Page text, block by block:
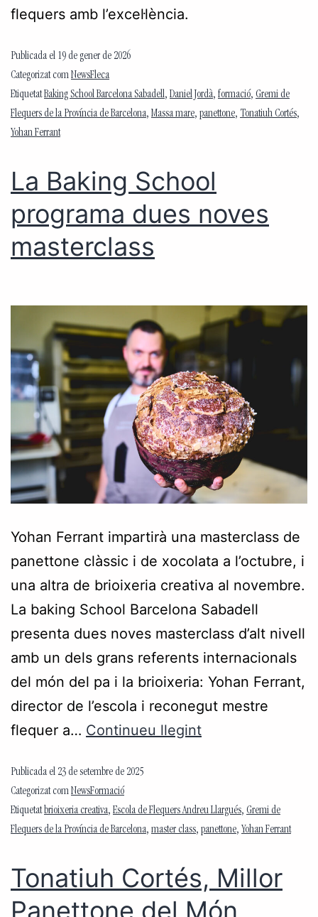
flequers amb l’excel·lència.
Publicada el 19 de gener de 2026
Categorizat comNewsFleca
EtiquetatBaking School Barcelona Sabadell, Daniel Jordà, formació, Gremi de
Flequers de la Província de Barcelona, Massa mare, panettone, Tonatiuh Cortés,
Yohan Ferrant
La Baking School
programa dues noves
masterclass
Yohan Ferrant impartirà una masterclass de
panettone clàssic i de xocolata a l’octubre, i
una altra de brioixeria creativa al novembre.
La baking School Barcelona Sabadell
presenta dues noves masterclass d’alt nivell
amb un dels grans referents internacionals
del món del pa i la brioixeria: Yohan Ferrant,
director de l’escola i reconegut mestre
flequer a… Continueu llegint
Publicada el 23 de setembre de 2025
Categorizat comNewsFormació
Etiquetatbrioixeria creativa, Escola de Flequers Andreu Llargués, Gremi de
Flequers de la Província de Barcelona, master class, panettone, Yohan Ferrant
Tonatiuh Cortés, Millor
Panettone del Món